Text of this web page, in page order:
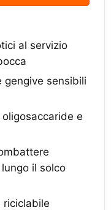
al servizio
gengive sensibili
e
il solco
riciclabile